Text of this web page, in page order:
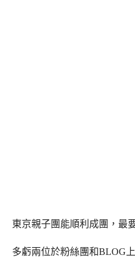
東京親子團能順利成團，最
多虧兩位於粉絲團和BLOG